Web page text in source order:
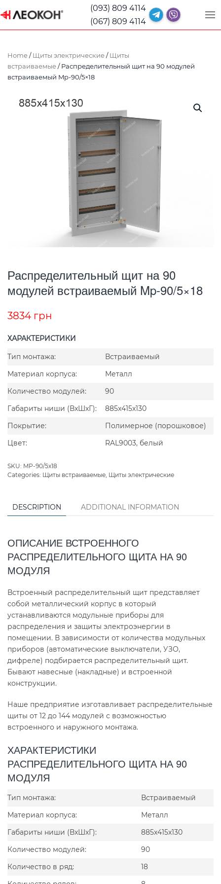
(093) 809 4114
(067) 809 4114
Home/Щиты электрические/Щиты
встраиваемые/ Распределительный щит на 90 модулей
встраиваемый Mp-90/5×18
Распределительный щит на 90
модулей встраиваемый Mp-90/5×18
3834 грн
ХАРАКТЕРИСТИКИ
Тип монтажа:
Встраиваемый
Материал корпуса:
Металл
Количество модулей:
90
Габариты ниши (ВxШxГ):
885x415x130
Покрытие:
Полимерное (порошковое)
Цвет:
RAL9003, белый
SKU: MP-90/5x18
Categories: Щиты встраиваемые Щиты электрические
DESCRIPTION ADDITIONAL INFORMATION
ОПИСАНИЕ ВСТРОЕННОГО
РАСПРЕДЕЛИТЕЛЬНОГО ЩИТА НА 90
МОДУЛЯ
Встроенный распределительный щит представляет
собой металлический корпус в который
устанавливаются модульные приборы для
распределения и защиты электроэнергии в
помещении. В зависимости от количества модульных
приборов (автоматические выключатели, УЗО,
дифреле) подбирается распределительный щит.
Бывают навесные (накладные) и встроенной
конструкции.
Наше предприятие изготавливает распределительные
щиты от 12 до 144 модулей с возможностью
встроенного и наружного монтажа.
ХАРАКТЕРИСТИКИ
РАСПРЕДЕЛИТЕЛЬНОГО ЩИТА НА 90
МОДУЛЯ
Тип монтажа:
Встраиваемый
Материал корпуса:
Металл
Габариты ниши (ВxШxГ):
885x415x130
Количество модулей:
90
Количество в ряд:
18